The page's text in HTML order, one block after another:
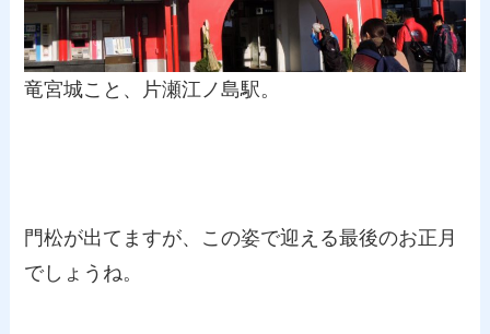
竜宮城こと、片瀬江ノ島駅。
門松が出てますが、この姿で迎える最後のお正月
でしょうね。